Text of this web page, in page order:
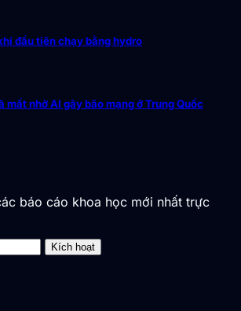
đầu tiên chạy bằng hydro
mất nhờ AI gây bão mạng ở Trung Quốc
báo cáo khoa học mới nhất trực
Kích hoạt